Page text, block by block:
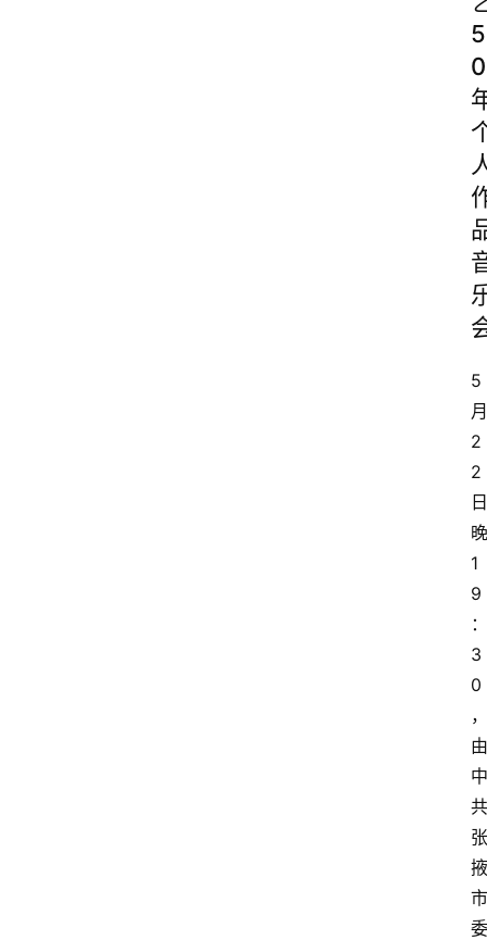
5
0
5
月
2
2
日
晚
1
9
：
3
0
，
由
中
共
张
掖
市
委